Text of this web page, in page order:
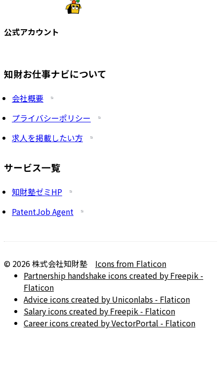
公式アカウント
知財お仕事ナビについて
会社概要
プライバシーポリシー
求人を掲載したい方
サービス一覧
知財塾ゼミHP
PatentJob Agent
© 2026株式会社知財塾
Icons from Flaticon
Partnership handshake icons created by Freepik -
Flaticon
Advice icons created by Uniconlabs - Flaticon
Salary icons created by Freepik - Flaticon
Career icons created by VectorPortal - Flaticon